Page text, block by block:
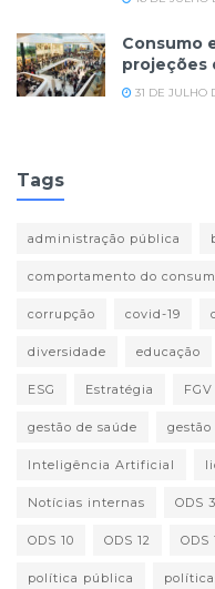
Consumo
projeções
31 DE JULHO
Tags
administração pública
comportamento do
corrupção covid-19
diversidade educação
ESG Estratégia
gestão de saúde
Inteligência Artificial
Notícias internas ODS 3
ODS 10 ODS 12 ODS
política pública